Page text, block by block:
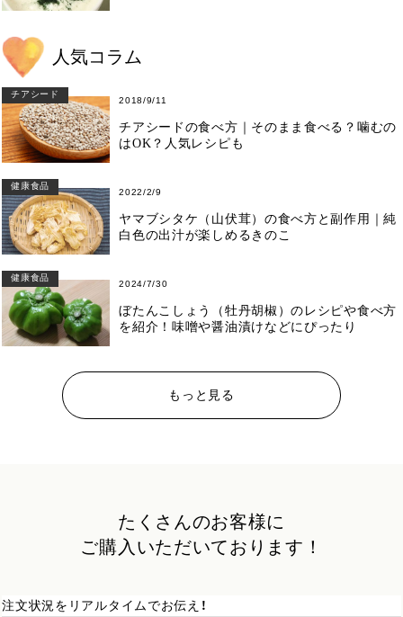
人気コラム
チアシード
2018/9/11
チアシードの食べ方｜そのまま食べる？噛むの
はOK？人気レシピも
健康食品
2022/2/9
ヤマブシタケ（山伏茸）の食べ方と副作用｜純
白色の出汁が楽しめるきのこ
健康食品
2024/7/30
ぼたんこしょう（牡丹胡椒）のレシピや食べ方
を紹介！味噌や醤油漬けなどにぴったり
もっと見る
たくさんのお客様に
ご購入いただいております！
注文状況をリアルタイムでお伝え！